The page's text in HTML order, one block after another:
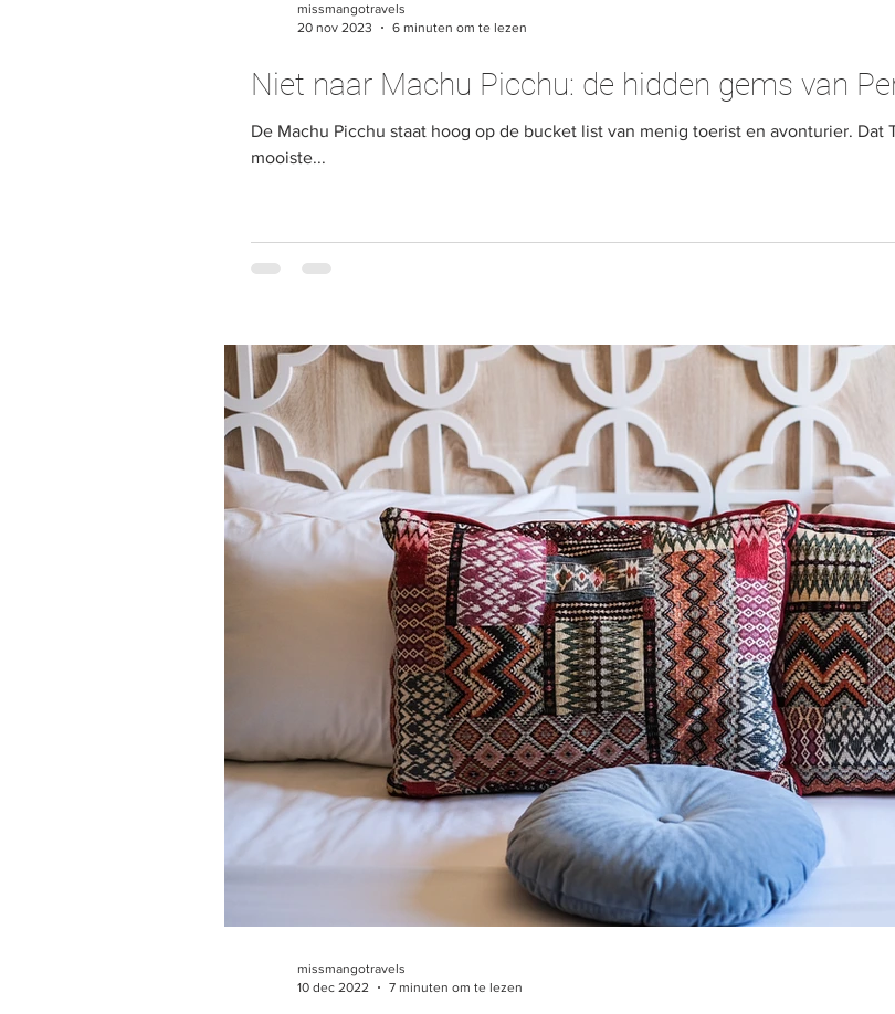
Niet naar Machu Picchu: de hidden gems van
De Machu Picchu staat hoog op de bucket list van menig toerist en avonturier. Dat
mooiste...
missmangotravels
20 nov 2023
6 minuten om te lezen
missmangotravels
10 dec 2022
7 minuten om te lezen